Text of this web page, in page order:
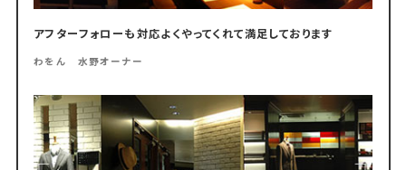
アフターフォローも対応よくやってくれて満足しております
わをん 水野オーナー